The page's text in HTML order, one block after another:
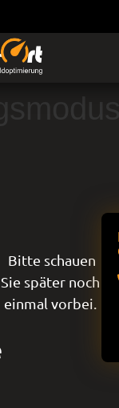
Bitte schauen
Sie später noch
einmal vorbei.